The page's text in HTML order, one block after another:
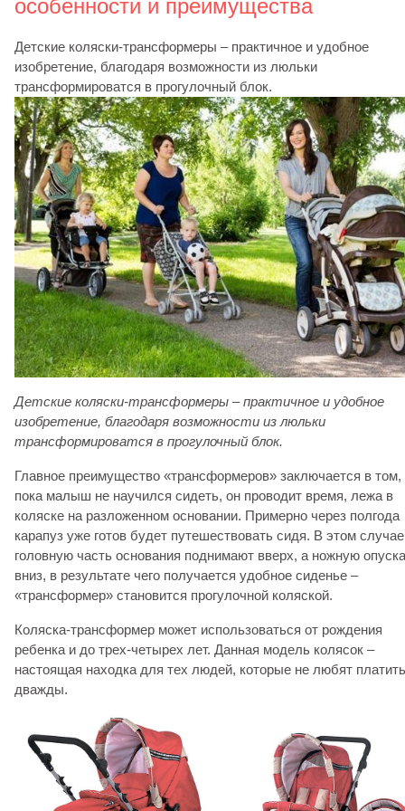
особенности и преимущества
Детские коляски-трансформеры – практичное и удобное
изобретение, благодаря возможности из люльки
трансформироватся в прогулочный блок.
Детские коляски-трансформеры – практичное и удобное
изобретение, благодаря возможности из люльки
трансформироватся в прогулочный блок.
Главное преимущество «трансформеров» заключается в том,
пока малыш не научился сидеть, он проводит время, лежа в
коляске на разложенном основании. Примерно через полгода
карапуз уже готов будет путешествовать сидя. В этом случае
головную часть основания поднимают вверх, а ножную
вниз, в результате чего получается удобное сиденье –
«трансформер» становится прогулочной коляской.
Коляска-трансформер может использоваться от рождения
ребенка и до трех-четырех лет. Данная модель колясок –
настоящая находка для тех людей, которые не любят платить
дважды.